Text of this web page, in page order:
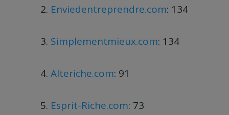
2. Enviedentreprendre.com: 134
3. Simplementmieux.com: 134
4. Alteriche.com: 91
5. Esprit-Riche.com: 73